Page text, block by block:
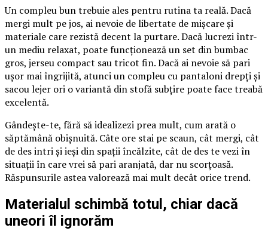
Un compleu bun trebuie ales pentru rutina ta reală. Dacă
mergi mult pe jos, ai nevoie de libertate de mișcare și
materiale care rezistă decent la purtare. Dacă lucrezi într-
un mediu relaxat, poate funcționează un set din bumbac
gros, jerseu compact sau tricot fin. Dacă ai nevoie să pari
ușor mai îngrijită, atunci un compleu cu pantaloni drepți și
sacou lejer ori o variantă din stofă subțire poate face treabă
excelentă.
Gândește-te, fără să idealizezi prea mult, cum arată o
săptămână obișnuită. Câte ore stai pe scaun, cât mergi, cât
de des intri și ieși din spații încălzite, cât de des te vezi în
situații în care vrei să pari aranjată, dar nu scorțoasă.
Răspunsurile astea valorează mai mult decât orice trend.
Materialul schimbă totul, chiar dacă
uneori îl ignorăm